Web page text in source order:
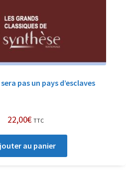
pas un pays d’esclaves
22,00€ TTC
au panier